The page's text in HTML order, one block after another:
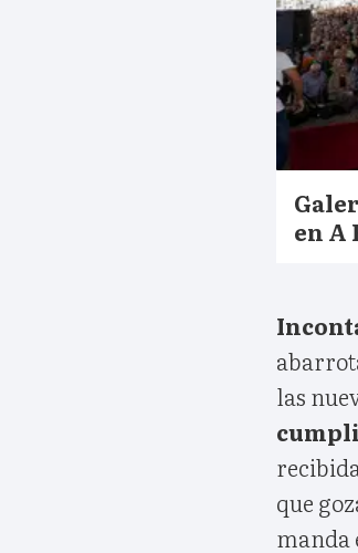
en A
las
que
manda